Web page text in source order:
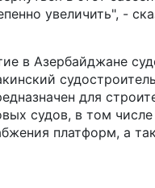
увеличить", -
в Азербайджане
для
судов, в том
платформ, а